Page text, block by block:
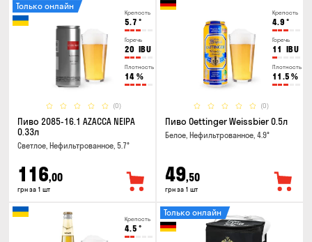
Крепость
5.7 °
Горечь
20 IBU
Плотность
14 %
(0)
Только онлайн
Пиво 2085-16.1 AZACCA NEIPA
0.33л
Светлое, Нефильтрованное, 5.7°
116,00
грн за 1 шт
Крепость
4.9 °
Горечь
11 IBU
Плотность
11.5 %
(0)
Пиво Oettinger Weissbier 0.5л
Белое, Нефильтрованное, 4.9°
49,50
грн за 1 шт
Крепость
4.5 °
Только онлайн